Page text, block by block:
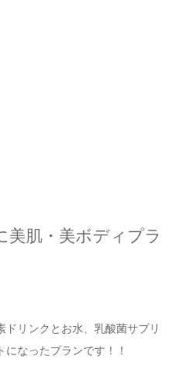
肌・美ボディプラ
リンクとお水、乳酸菌サプリ
なったプランです！！